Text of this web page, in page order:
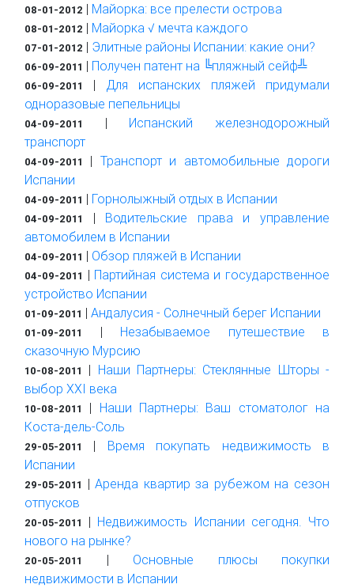
08-01-2012 | Майорка: все прелести острова
08-01-2012 | Майорка √ мечта каждого
07-01-2012 | Элитные районы Испании: какие они?
06-09-2011 | Получен патент на ╚пляжный сейф╩
06-09-2011 | Для испанских пляжей придумали
одноразовые пепельницы
04-09-2011 | Испанский железнодорожный
транспорт
04-09-2011 | Транспорт и автомобильные дороги
Испании
04-09-2011 | Горнолыжный отдых в Испании
04-09-2011 | Водительские права и управление
автомобилем в Испании
04-09-2011 | Обзор пляжей в Испании
04-09-2011 | Партийная система и государственное
устройство Испании
01-09-2011 | Андалусия - Солнечный берег Испании
01-09-2011 | Незабываемое путешествие в
сказочную Мурсию
10-08-2011 | Наши Партнеры: Стеклянные Шторы -
выбор XXI века
10-08-2011 | Наши Партнеры: Ваш стоматолог на
Коста-дель-Соль
29-05-2011 | Время покупать недвижимость в
Испании
29-05-2011 |Аренда квартир за рубежом на сезон
отпусков
20-05-2011 | Недвижимость Испании сегодня. Что
нового на рынке?
20-05-2011 | Основные плюсы покупки
недвижимости в Испании